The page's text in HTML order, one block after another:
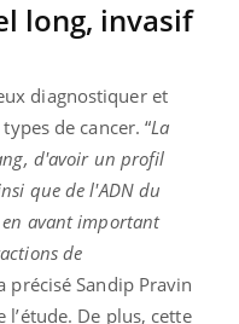
long, invasif
diagnostiquer et
de cancer. “La
d'avoir un profil
que de l'ADN du
avant important
de
précisé Sandip Pravin
De plus, cette